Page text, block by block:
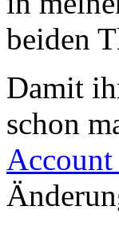
beiden
Damit
schon